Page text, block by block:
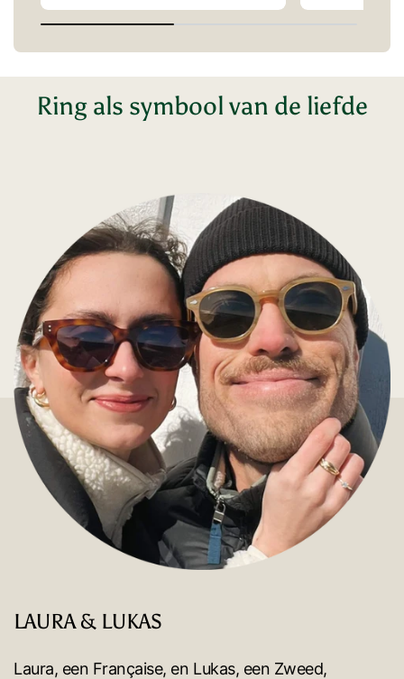
Ring als symbool van de liefde
LAURA & LUKAS
Laura, een Française, en Lukas, een Zweed,